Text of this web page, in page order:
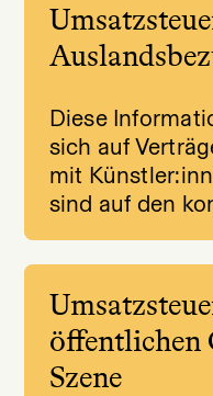
Diese
sich auf
mit
sind auf den
öffentlichen
Szene